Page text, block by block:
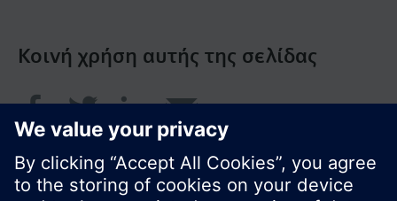
Κοινή χρήση αυτής της σελίδας